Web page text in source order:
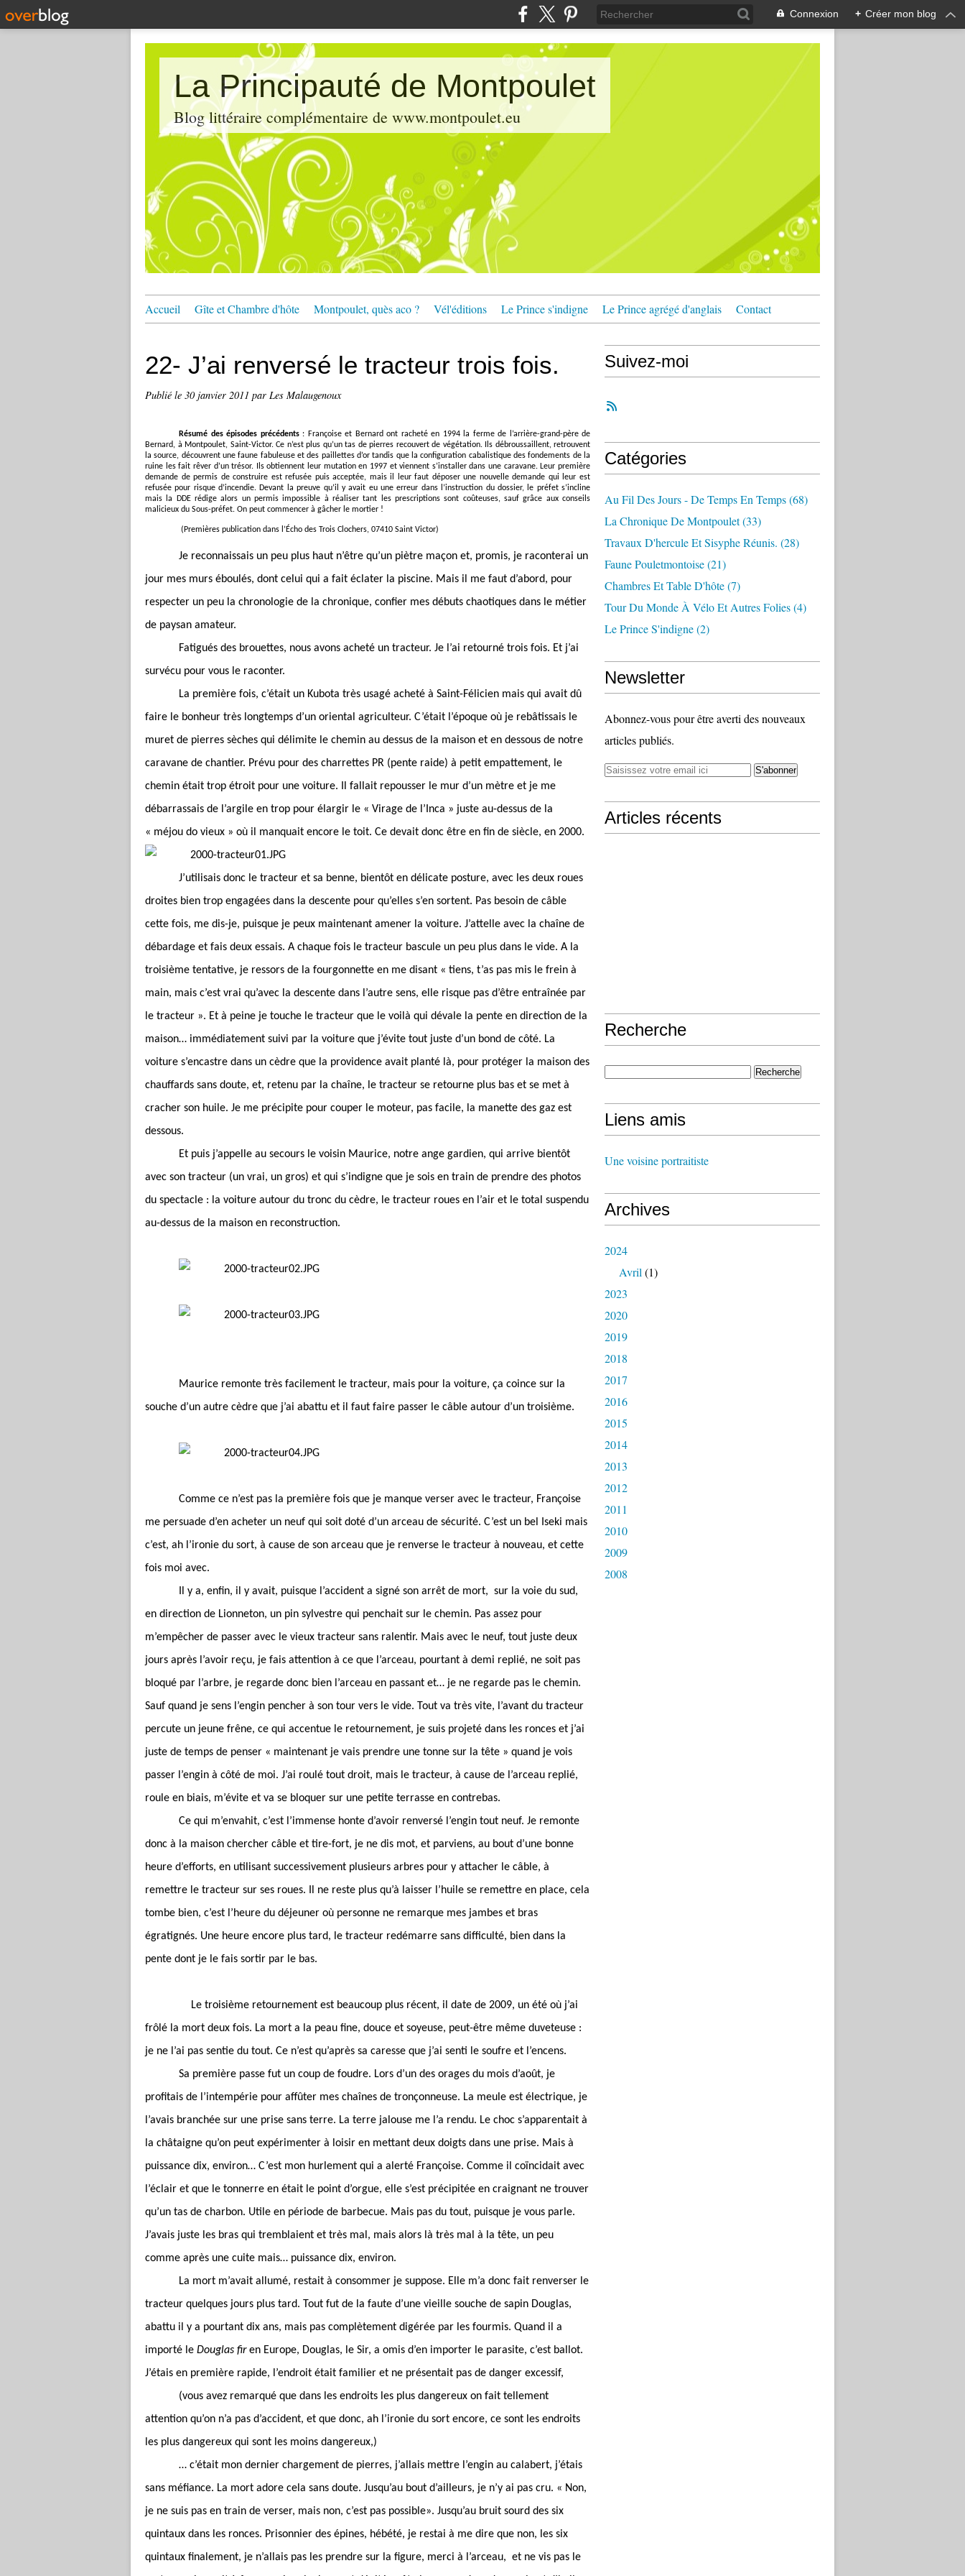
Connexion + Créer mon blog
La Principauté de Montpoulet
Blog littéraire complémentaire de www.montpoulet.eu
Accueil Gîte et Chambre d'hôte Montpoulet, quès aco ? Vél'éditions Le Prince s'indigne Le Prince agrégé d'anglais Contact
22- J’ai renversé le tracteur trois fois.
Publié le 30 janvier 2011 par Les Malaugenoux
Résumé des épisodes précédents: Françoise et Bernard ont racheté en 1994 la ferme de l’arrière-grand-père de
Bernard, à Montpoulet, Saint-Victor. Ce n’est plus qu’un tas de pierres recouvert de végétation. Ils débroussaillent, retrouvent
la source, découvrent une faune fabuleuse et des paillettes d’or tandis que la configuration cabalistique des fondements de la
ruine les fait rêver d’un trésor. Ils obtiennent leur mutation en 1997 et viennent s’installer dans une caravane. Leur première
demande de permis de construire est refusée puis acceptée, mais il leur faut déposer une nouvelle demande qui leur est
refusée pour risque d’incendie. Devant la preuve qu’il y avait eu une erreur dans l’instruction du dossier, le préfet s’incline
mais la DDE rédige alors un permis impossible à réaliser tant les prescriptions sont coûteuses, sauf grâce aux conseils
malicieux du Sous-préfet. On peut commencer à gâcher le mortier !
(Premières publication dans l’Écho des Trois Clochers, 07410 Saint Victor)
Je reconnaissais un peu plus haut n’être qu’un piètre maçon et, promis, je raconterai un
jour mes murs éboulés, dont celui qui a fait éclater la piscine. Mais il me faut d’abord, pour
respecter un peu la chronologie de la chronique, confier mes débuts chaotiques dans le métier
de paysan amateur.
Fatigués des brouettes, nous avons acheté un tracteur. Je l’ai retourné trois fois. Et j’ai
survécu pour vous le raconter.
La première fois, c’était un Kubota très usagé acheté à Saint-Félicien mais qui avait dû
faire le bonheur très longtemps d’un oriental agriculteur. C’était l’époque où je rebâtissais le
muret de pierres sèches qui délimite le chemin au dessus de la maison et en dessous de notre
caravane de chantier. Prévu pour des charrettes PR (pente raide) à petit empattement, le
chemin était trop étroit pour une voiture. Il fallait repousser le mur d’un mètre et je me
débarrassais de l’argile en trop pour élargir le « Virage de l’Inca » juste au-dessus de la
« méjou do vieux » où il manquait encore le toit. Ce devait donc être en fin de siècle, en 2000.
J’utilisais donc le tracteur et sa benne, bientôt en délicate posture, avec les deux roues
droites bien trop engagées dans la descente pour qu’elles s’en sortent. Pas besoin de câble
cette fois, me dis-je, puisque je peux maintenant amener la voiture. J’attelle avec la chaîne de
débardage et fais deux essais. A chaque fois le tracteur bascule un peu plus dans le vide. A la
troisième tentative, je ressors de la fourgonnette en me disant « tiens, t’as pas mis le frein à
main, mais c’est vrai qu’avec la descente dans l’autre sens, elle risque pas d’être entraînée par
le tracteur ». Et à peine je touche le tracteur que le voilà qui dévale la pente en direction de la
maison… immédiatement suivi par la voiture que j’évite tout juste d’un bond de côté. La
voiture s’encastre dans un cèdre que la providence avait planté là, pour protéger la maison des
chauffards sans doute, et, retenu par la chaîne, le tracteur se retourne plus bas et se met à
cracher son huile. Je me précipite pour couper le moteur, pas facile, la manette des gaz est
dessous.
Et puis j’appelle au secours le voisin Maurice, notre ange gardien, qui arrive bientôt
avec son tracteur (un vrai, un gros) et qui s’indigne que je sois en train de prendre des photos
du spectacle : la voiture autour du tronc du cèdre, le tracteur roues en l’air et le total suspendu
au-dessus de la maison en reconstruction.
Maurice remonte très facilement le tracteur, mais pour la voiture, ça coince sur la
souche d’un autre cèdre que j’ai abattu et il faut faire passer le câble autour d’un troisième.
Comme ce n’est pas la première fois que je manque verser avec le tracteur, Françoise
me persuade d’en acheter un neuf qui soit doté d’un arceau de sécurité. C’est un bel Iseki mais
c’est, ah l’ironie du sort, à cause de son arceau que je renverse le tracteur à nouveau, et cette
fois moi avec.
Il y a, enfin, il y avait, puisque l’accident a signé son arrêt de mort, sur la voie du sud,
en direction de Lionneton, un pin sylvestre qui penchait sur le chemin. Pas assez pour
m’empêcher de passer avec le vieux tracteur sans ralentir. Mais avec le neuf, tout juste deux
jours après l’avoir reçu, je fais attention à ce que l’arceau, pourtant à demi replié, ne soit pas
bloqué par l’arbre, je regarde donc bien l’arceau en passant et… je ne regarde pas le chemin.
Sauf quand je sens l’engin pencher à son tour vers le vide. Tout va très vite, l’avant du tracteur
percute un jeune frêne, ce qui accentue le retournement, je suis projeté dans les ronces et j’ai
juste de temps de penser « maintenant je vais prendre une tonne sur la tête » quand je vois
passer l’engin à côté de moi. J’ai roulé tout droit, mais le tracteur, à cause de l’arceau replié,
roule en biais, m’évite et va se bloquer sur une petite terrasse en contrebas.
Ce qui m’envahit, c’est l’immense honte d’avoir renversé l’engin tout neuf. Je remonte
donc à la maison chercher câble et tire-fort, je ne dis mot, et parviens, au bout d’une bonne
heure d’efforts, en utilisant successivement plusieurs arbres pour y attacher le câble, à
remettre le tracteur sur ses roues. Il ne reste plus qu’à laisser l’huile se remettre en place, cela
tombe bien, c’est l’heure du déjeuner où personne ne remarque mes jambes et bras
égratignés. Une heure encore plus tard, le tracteur redémarre sans difficulté, bien dans la
pente dont je le fais sortir par le bas.
Le troisième retournement est beaucoup plus récent, il date de 2009, un été où j’ai
frôlé la mort deux fois. La mort a la peau fine, douce et soyeuse, peut-être même duveteuse :
je ne l’ai pas sentie du tout. Ce n’est qu’après sa caresse que j’ai senti le soufre et l’encens.
Sa première passe fut un coup de foudre. Lors d’un des orages du mois d’août, je
profitais de l’intempérie pour affûter mes chaînes de tronçonneuse. La meule est électrique, je
l’avais branchée sur une prise sans terre. La terre jalouse me l’a rendu. Le choc s’apparentait à
la châtaigne qu’on peut expérimenter à loisir en mettant deux doigts dans une prise. Mais à
puissance dix, environ… C’est mon hurlement qui a alerté Françoise. Comme il coïncidait avec
l’éclair et que le tonnerre en était le point d’orgue, elle s’est précipitée en craignant ne trouver
qu’un tas de charbon. Utile en période de barbecue. Mais pas du tout, puisque je vous parle.
J’avais juste les bras qui tremblaient et très mal, mais alors là très mal à la tête, un peu
comme après une cuite mais… puissance dix, environ.
La mort m’avait allumé, restait à consommer je suppose. Elle m’a donc fait renverser le
tracteur quelques jours plus tard. Tout fut de la faute d’une vieille souche de sapin Douglas,
abattu il y a pourtant dix ans, mais pas complètement digérée par les fourmis. Quand il a
importé le Douglas firen Europe, Douglas, le Sir, a omis d’en importer le parasite, c’est ballot.
J’étais en première rapide, l’endroit était familier et ne présentait pas de danger excessif,
(vous avez remarqué que dans les endroits les plus dangereux on fait tellement
attention qu’on n’a pas d’accident, et que donc, ah l’ironie du sort encore, ce sont les endroits
les plus dangereux qui sont les moins dangereux,)
… c’était mon dernier chargement de pierres, j’allais mettre l’engin au calabert, j’étais
sans méfiance. La mort adore cela sans doute. Jusqu’au bout d’ailleurs, je n’y ai pas cru. « Non,
je ne suis pas en train de verser, mais non, c’est pas possible». Jusqu’au bruit sourd des six
quintaux dans les ronces. Prisonnier des épines, hébété, je restai à me dire que non, les six
quintaux finalement, je n’allais pas les prendre sur la figure, merci à l’arceau, et ne vis pas le
Suivez-moi
Catégories
Au Fil Des Jours - De Temps En Temps(68)
La Chronique De Montpoulet(33)
Travaux D'hercule Et Sisyphe Réunis. (28)
Faune Pouletmontoise(21)
Chambres Et Table D'hôte(7)
Tour Du Monde À Vélo Et Autres Folies(4)
Le Prince S'indigne(2)
Newsletter
Abonnez-vous pour être averti des nouveaux
articles publiés.
Articles récents
Recherche
Liens amis
Une voisine portraitiste
Archives
2024
Avril (1)
2023
2020
2019
2018
2017
2016
2015
2014
2013
2012
2011
2010
2009
2008